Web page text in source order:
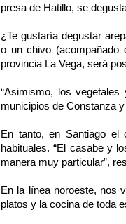
presa de Hatillo, se
¿Te gustaría degustar
o un chivo
provincia La Vega, será
“Asimismo, los
municipios de Constanza
En tanto, en Santiago
habituales. “El casabe y
manera muy particular”,
En la línea noroeste, nos
platos y la cocina de toda